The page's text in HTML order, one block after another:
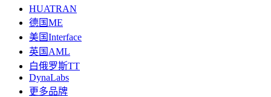
HUATRAN
德国ME
美国Interface
英国AML
白俄罗斯TT
DynaLabs
更多品牌